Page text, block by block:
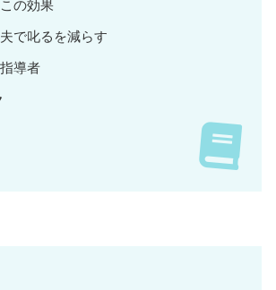
この効果
で叱るを減らす
導者